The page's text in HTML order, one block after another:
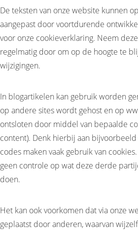
De teksten van onze website kunnen
aangepast door voortdurende
voor onze cookieverklaring. Neem
regelmatig door om op de hoogte te
wijzigingen.
In blogartikelen kan gebruik worden
op andere sites wordt gehost en op
ontsloten door middel van bepaalde
content). Denk hierbij aan bijvoorbeeld
codes maken vaak gebruik van
geen controle op wat deze derde
doen.
Het kan ook voorkomen dat via onze
geplaatst door anderen, waarvan